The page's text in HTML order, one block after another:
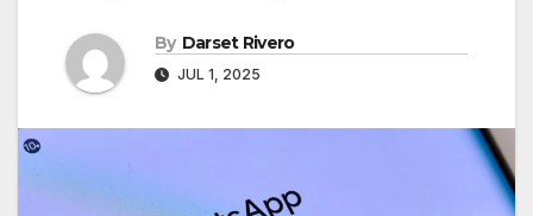
By Darset Rivero
JUL 1, 2025